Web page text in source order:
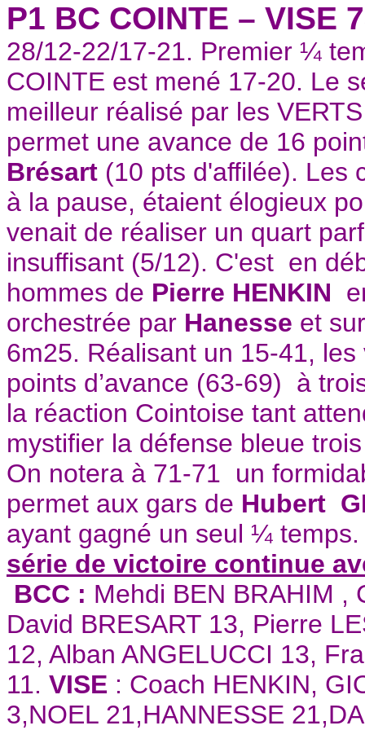
P1 BC COINTE – VISE
28/12-22/17-21. Premier ¼
COINTE est mené 17-20. Le
meilleur réalisé par les
permet une avance de 16
Brésart (10 pts d'affilée). Les
à la pause, étaient élogieux
venait de réaliser un quart
insuffisant (5/12). C'est en
hommes de Pierre HENKIN
orchestrée par Hanesse et
6m25. Réalisant un 15-41,
points d’avance (63-69) à
la réaction Cointoise tant
mystifier la défense bleue
On notera à 71-71 un
permet aux gars de Hubert
ayant gagné un seul ¼
série de victoire continue
BCC : Mehdi BEN BRAHIM ,
David BRESART 13, Pierre
12, Alban ANGELUCCI 13,
11. VISE : Coach HENKIN,
3,NOEL 21,HANNESSE